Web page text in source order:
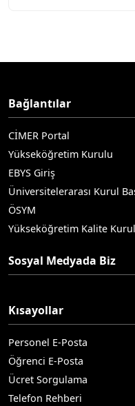
Bağlantılar
CİMER Portal
Yükseköğretim Kurulu
EBYS Giriş
Üniversitelerarası Kurul
ÖSYM
Yükseköğretim Kalite
Sosyal Medyada Biz
Kısayollar
Personel E-Posta
Öğrenci E-Posta
Ücret Sorgulama
Telefon Rehberi